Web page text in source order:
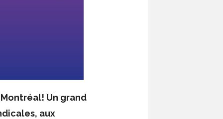
Un grand
aux